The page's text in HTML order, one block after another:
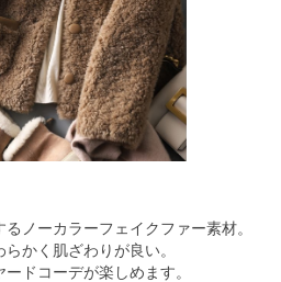
ノーカラーフェイクファー素材。
かく肌ざわりが良い。
ドコーデが楽しめます。